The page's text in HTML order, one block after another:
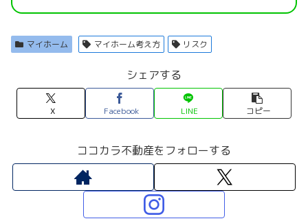
マイホーム マイホーム考え方 リスク
シェアする
X Facebook LINE コピー
ココカラ不動産をフォローする